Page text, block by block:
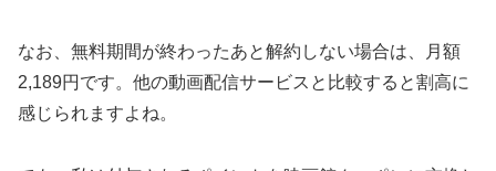
なお、無料期間が終わったあと解約しない場合は、月額
2,189円です。他の動画配信サービスと比較すると割高に
感じられますよね。